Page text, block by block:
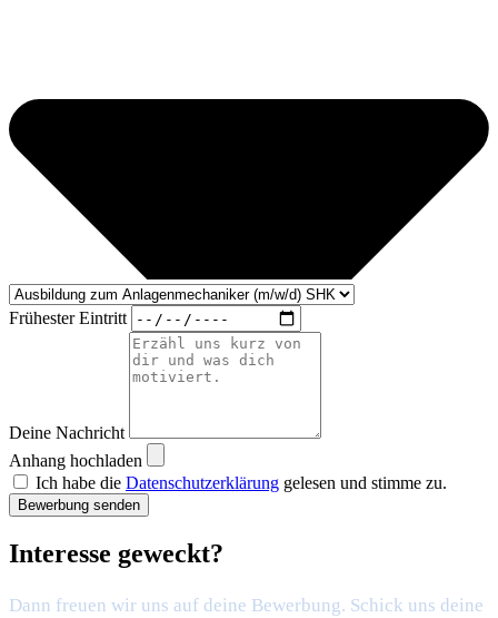
Frühester Eintritt
Deine Nachricht
Anhang hochladen
Ich habe die Datenschutzerklärung gelesen und stimme zu.
Bewerbung senden
Interesse geweckt?
Dann freuen wir uns auf deine Bewerbung. Schick uns deine